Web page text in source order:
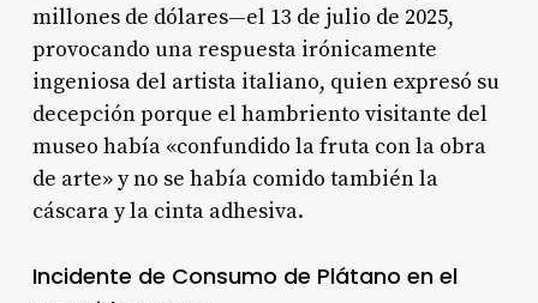
millones de dólares—el 13 de julio de 2025,
provocando una respuesta irónicamente
ingeniosa del artista italiano, quien expresó su
decepción porque el hambriento visitante del
museo había «confundido la fruta con la obra
de arte» y no se había comido también la
cáscara y la cinta adhesiva.
Incidente de Consumo de Plátano en el